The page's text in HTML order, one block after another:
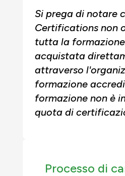
Si prega di notare
Certifications non
tutta la
acquistata
attraverso
formazione
formazione non è
quota di
Processo di